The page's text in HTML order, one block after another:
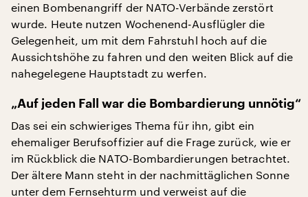
einen Bombenangriff der NATO-Verbände zerstört
wurde. Heute nutzen Wochenend-Ausflügler die
Gelegenheit, um mit dem Fahrstuhl hoch auf die
Aussichtshöhe zu fahren und den weiten Blick auf die
nahegelegene Hauptstadt zu werfen.
„Auf jeden Fall war die Bombardierung unnötig“
Das sei ein schwieriges Thema für ihn, gibt ein
ehemaliger Berufsoffizier auf die Frage zurück, wie er
im Rückblick die NATO-Bombardierungen betrachtet.
Der ältere Mann steht in der nachmittäglichen Sonne
unter dem Fernsehturm und verweist auf die